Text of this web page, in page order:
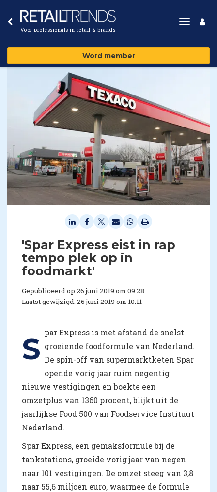
Voor professionals in retail & brands
Toggle
Word member
'Spar Express eist in rap
tempo plek op in
foodmarkt'
Gepubliceerd op 26 juni 2019 om 09:28
Laatst gewijzigd: 26 juni 2019 om 10:11
S par Express is met afstand de snelst
groeiende foodformule van Nederland.
De spin-off van supermarktketen Spar
opende vorig jaar ruim negentig
nieuwe vestigingen en boekte een
omzetplus van 1360 procent, blijkt uit de
jaarlijkse Food 500 van Foodservice Instituut
Nederland.
Spar Express, een gemaksformule bij de
tankstations, groeide vorig jaar van negen
naar 101 vestigingen. De omzet steeg van 3,8
naar 55,6 miljoen euro, waarmee de formule